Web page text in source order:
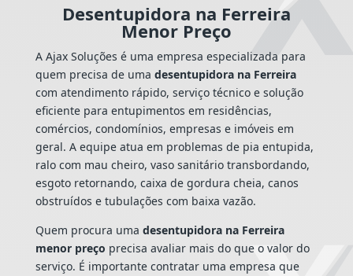
Desentupidora na Ferreira
Menor Preço
A Ajax Soluções é uma empresa especializada para
quem precisa de uma desentupidora na Ferreira
com atendimento rápido, serviço técnico e solução
eficiente para entupimentos em residências,
comércios, condomínios, empresas e imóveis em
geral. A equipe atua em problemas de pia entupida,
ralo com mau cheiro, vaso sanitário transbordando,
esgoto retornando, caixa de gordura cheia, canos
obstruídos e tubulações com baixa vazão.
Quem procura uma desentupidora na Ferreira
menor preço precisa avaliar mais do que o valor do
serviço. É importante contratar uma empresa que